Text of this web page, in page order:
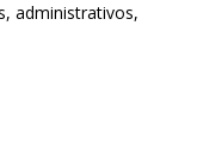
administrativos,